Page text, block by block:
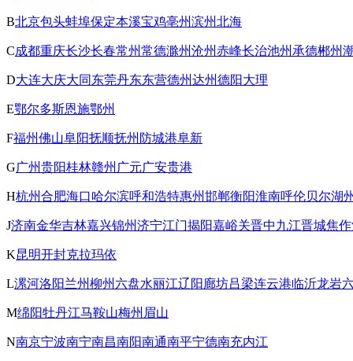
B北京包头蚌埠保定本溪宝鸡亳州滨州北海
C成都重庆长沙长春常州常德滁州沧州赤峰长治池州 承德郴州
D大连大庆大同 东莞丹东东营德州达州德阳大理
E鄂尔多斯恩施鄂州
F福州佛山阜阳抚顺抚州 防城港阜新
G广州贵阳桂林赣州 广元广安贵港
H杭州合肥海口哈尔滨呼和浩特惠州邯郸衡阳淮南呼伦贝尔湖
J济南金华吉林嘉兴锦州济宁江门揭阳嘉峪关晋中九江晋城焦作
K昆明开封克拉玛依
L漯河洛阳兰州柳州 六盘水丽江辽阳廊坊吕梁连云港临沂龙岩
M绵阳牡丹江马鞍山梅州 眉山
N南京宁波南宁南昌南阳南通南平宁德南充内江